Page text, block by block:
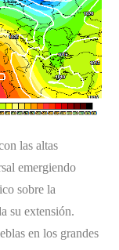
las altas
emergiendo
sobre la
su extensión.
en los grandes